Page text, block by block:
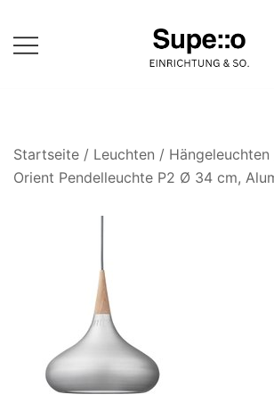
zum
Inhalt
einer
Startseite / Leuchten / Hängeleuchten
Orient Pendelleuchte P2 Ø 34 cm,